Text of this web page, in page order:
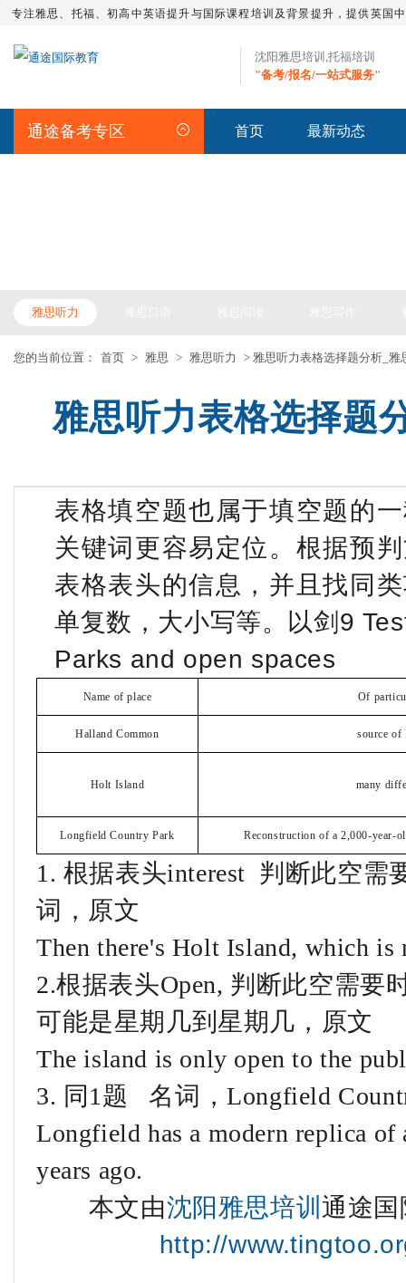
专注雅思、托福、初高中英语提升与国际课程培训及背景提升，提供英国
沈阳雅思培训,托福培训
"备考/报名/一站式服务"
通途备考专区 首页 最新动态
雅思听力
您的当前位置： 首页 > 雅思 > 雅思听力 > 雅思听力表格选择题分析_雅
雅思听力表格选择题
表格填空题也属于填空题的
关键词更容易定位。根据预
表格表头的信息，并且找同
单复数，大小写等。以剑9
Parks and open spaces
Name of place Of
Halland Common source of
Holt Island many
Longfield Country Park Reconstruction of a 2,000-year-
1. 根据表头interest 判断此空需
词，原文
Then there's Holt Island, which is
2.根据表头Open, 判断此空需要
可能是星期几到星期几，原文
The island is only open to the
3. 同1题 名词，Longfield
Longfield has a modern replica
years ago.
本文由沈阳雅思培训 通途
http://